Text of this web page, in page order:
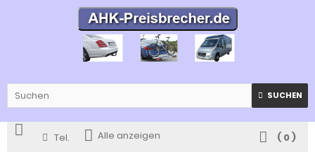
SUCHEN
Tel. Alle anzeigen ( 0)